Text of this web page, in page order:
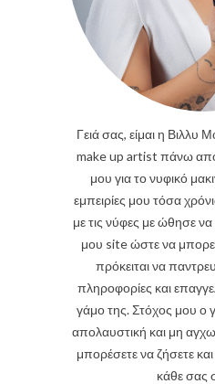
Γειά σας, είμαι η Βιλλυ
make up artist πάνω
μου για το νυφικό
εμπειρίες μου τόσα
με τις νύφες με ώθησε
μου site ώστε να
πρόκειται να
πληροφορίες και
γάμο της. Στόχος μου ο
απολαυστική και μη
μπορέσετε να ζήσετε
κάθε σας